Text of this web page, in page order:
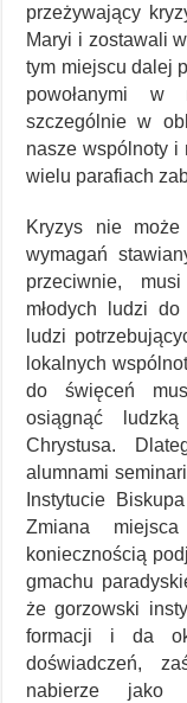
przeżywający
Maryi i zostawali
tym miejscu dalej
powołanymi
szczególnie w
nasze wspólnoty i
wielu parafiach
Kryzys nie
wymagań
przeciwnie,
młodych ludzi
ludzi
lokalnych
do święceń
osiągnąć
Chrystusa.
alumnami
Instytucie
Zmiana
koniecznością
gmachu
że gorzowski
formacji i da
doświadczeń,
nabierze jako